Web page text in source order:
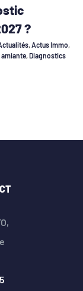
?
Actus Immo
Diagnostics